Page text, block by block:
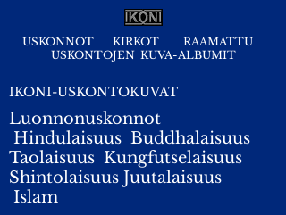
USKONNOT KIRKOT
RAAMATTU
USKONTOJEN KUVA-ALBUMIT
IKONI-USKONTOKUVAT
Luonnonuskonnot
Hindulaisuus Buddhalaisuus
Taolaisuus Kungfutselaisuus
Shintolaisuus Juutalaisuus
Islam